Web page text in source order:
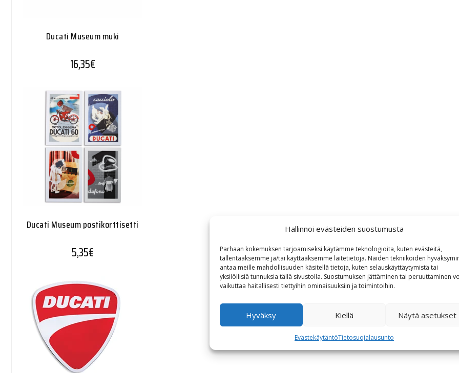
Hallinnoi evästeiden suostumusta
Parhaan kokemuksen tarjoamiseksi käytämme teknologioita, kuten evästeitä,
tallentaaksemme ja/tai käyttääksemme laitetietoja. Näiden tekniikoiden
antaa meille mahdollisuuden käsitellä tietoja, kuten selauskäyttäytymistä tai
yksilöllisiä tunnuksia tällä sivustolla. Suostumuksen jättäminen tai peruuttaminen
vaikuttaa haitallisesti tiettyihin ominaisuuksiin ja toimintoihin.
Hyväksy Kiellä Näytä asetukset
EvästekäytäntöTietosuojalausunto
Ducati Museum muki
16,35€
Ducati Museum postikorttisetti
5,35€